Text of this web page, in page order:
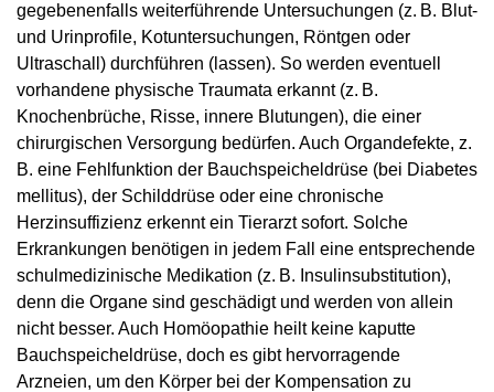
gegebenenfalls weiterführende Untersuchungen (z. B. Blut-
und Urinprofile, Kotuntersuchungen, Röntgen oder
Ultraschall) durchführen (lassen). So werden eventuell
vorhandene physische Traumata erkannt (z. B.
Knochenbrüche, Risse, innere Blutungen), die einer
chirurgischen Versorgung bedürfen. Auch Organ­defekte, z.
B. eine Fehlfunktion der Bauchspeicheldrüse (bei Diabetes
mellitus), der Schilddrüse oder eine chronische
Herzinsuffizienz erkennt ein Tierarzt sofort. Solche
Erkrankungen benötigen in jedem Fall eine entsprechende
schulmedizinische Medikation (z. B. Insulinsubstitution),
denn die Organe sind geschädigt und werden von allein
nicht besser. Auch Homöopathie heilt keine kaputte
Bauchspeicheldrüse, doch es gibt hervorragende
Arzneien, um den Körper bei der Kompensation zu